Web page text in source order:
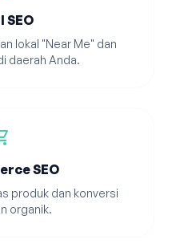
SEO
lokal "Near Me" dan
daerah Anda.
SEO
produk dan konversi
organik.